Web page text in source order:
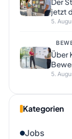
Der
jetzt
5.
Über
5.
Kategorien
Jobs